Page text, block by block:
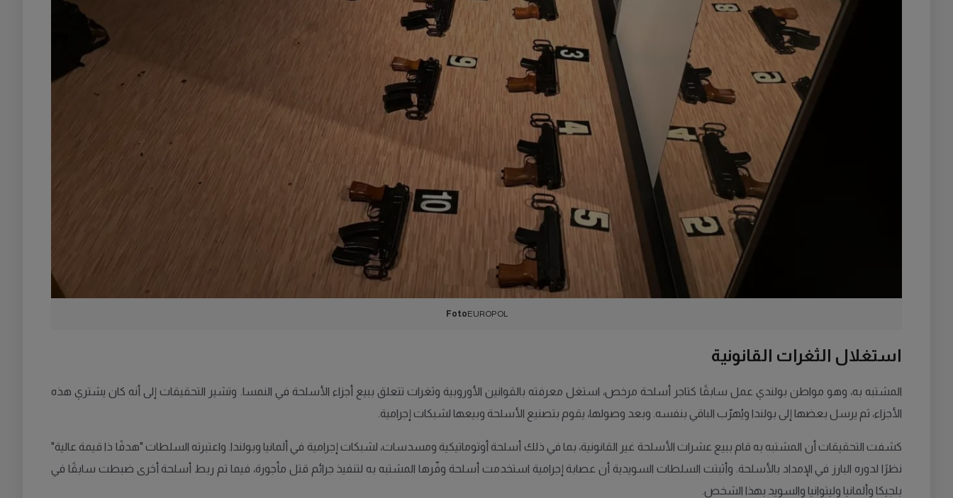
FotoEUROPOL
استغلال الثغرات القانونية
المشتبه به، وهو مواطن بولندي عمل سابقًا كتاجر أسلحة مرخص، استغل معرفته بالقوانين الأوروبية وثغرات تتعلق ببيع أجزاء الأسلحة في النمسا. وتشير التحقيقات إلى أنه كان يشتري هذه
الأجزاء، ثم يرسل بعضها إلى بولندا ويُهرّب الباقي بنفسه. وبعد وصولها، يقوم بتصنيع الأسلحة وبيعها لشبكات إجرامية.
كشفت التحقيقات أن المشتبه به قام ببيع عشرات الأسلحة غير القانونية، بما في ذلك أسلحة أوتوماتيكية ومسدسات، لشبكات إجرامية في ألمانيا وبولندا. واعتبرته السلطات "هدفًا ذا قيمة عالية"
نظرًا لدوره البارز في الإمداد بالأسلحة. وأثبتت السلطات السويدية أن عصابة إجرامية استخدمت أسلحة وفّرها المشتبه به لتنفيذ جرائم قتل مأجورة، فيما تم ربط أسلحة أخرى ضبطت سابقًا في
بلجيكا وألمانيا وليتوانيا والسويد بهذا الشخص.